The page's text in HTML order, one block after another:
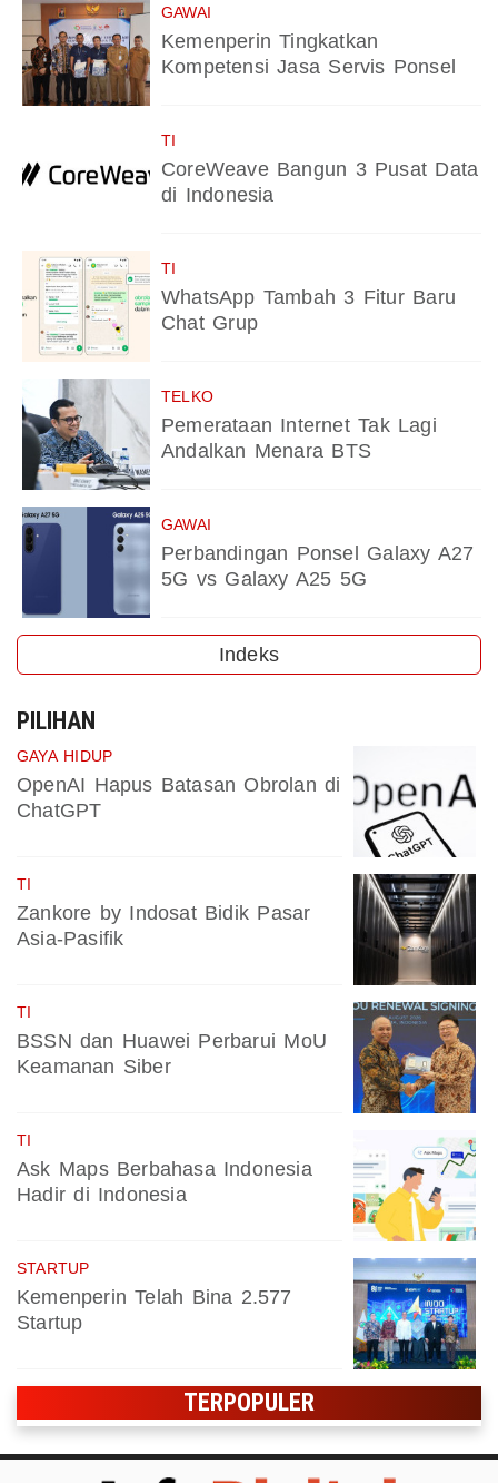
GAWAI
Kemenperin Tingkatkan
Kompetensi Jasa Servis Ponsel
TI
CoreWeave Bangun 3 Pusat Data
di Indonesia
TI
WhatsApp Tambah 3 Fitur Baru
Chat Grup
TELKO
Pemerataan Internet Tak Lagi
Andalkan Menara BTS
GAWAI
Perbandingan Ponsel Galaxy A27
5G vs Galaxy A25 5G
Indeks
PILIHAN
GAYA HIDUP
OpenAI Hapus Batasan Obrolan di
ChatGPT
TI
Zankore by Indosat Bidik Pasar
Asia-Pasifik
TI
BSSN dan Huawei Perbarui MoU
Keamanan Siber
TI
Ask Maps Berbahasa Indonesia
Hadir di Indonesia
STARTUP
Kemenperin Telah Bina 2.577
Startup
TERPOPULER